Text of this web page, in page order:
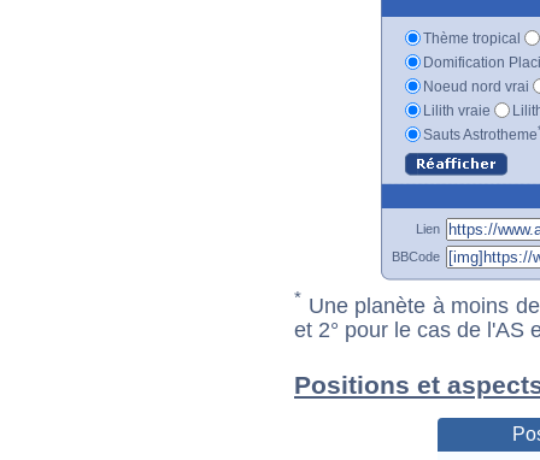
Thème tropical
Domification
Noeud nord vrai
Lilith vraie
Sauts Astrotheme
Lien
BBCode
* Une planète à moins
et 2° pour le cas de l'AS
Positions et